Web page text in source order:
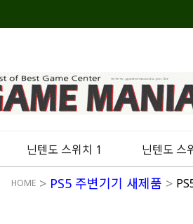
닌텐도 스위치 1 닌텐도 스
HOME > PS5 주변기기 새제품 >